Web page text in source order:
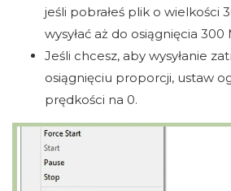
jeśli pobrałeś plik o wielkości
wysyłać aż do osiągnięcia 300
Jeśli chcesz, aby wysyłanie
osiągnięciu proporcji, ustaw
prędkości na 0.